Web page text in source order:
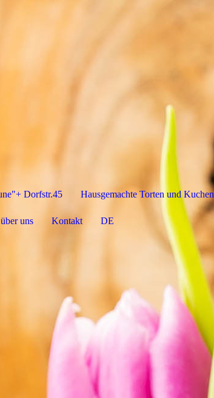
Dorfstr.45 Hausgemachte Torten und Kuchen
uns Kontakt DE